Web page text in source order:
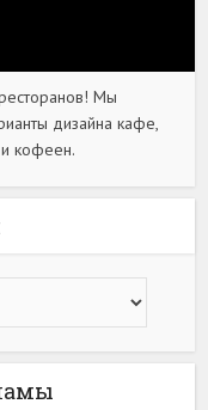
Мы
дизайна кафе,
и кофеен.